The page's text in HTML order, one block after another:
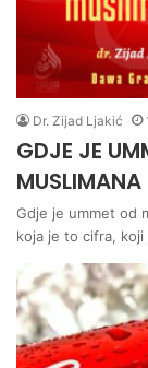
Dr. Zijad Ljakić
GDJE JE
MUSLIMANA
Gdje je ummet od
koja je to cifra,